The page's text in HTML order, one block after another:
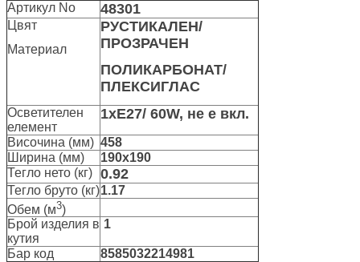
Артикул No 48301
Цвят
Материал
РУСТИКАЛЕН/
ПРОЗРАЧЕН
ПОЛИКАРБОНАТ/
ПЛЕКСИГЛАС
Осветителен
елемент
1хE27/ 60W, не е вкл.
Височина (мм) 458
Ширина (мм)
190х190
Тегло нето (кг) 0.92
Тегло бруто (кг)1.17
Обем (м3)
Брой изделия в
кутия
1
Бар код
8585032214981